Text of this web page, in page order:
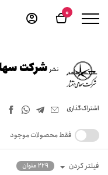
0
نشرشرکت
اشتراک‌گذاری
فقط محصولات موجود
فیلتر کردن 229 عنوان